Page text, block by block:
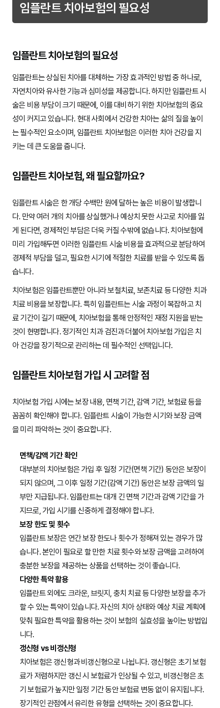
임플란트 치아보험의 필요성
임플란트 치아보험의 필요성
임플란트는 상실된 치아를 대체하는 가장 효과적인 방법 중 하나로,
자연치아와 유사한 기능과 심미성을 제공합니다. 하지만 임플란트 시
술은 비용 부담이 크기 때문에, 이를 대비하기 위한 치아보험의 중요
성이 커지고 있습니다. 현대 사회에서 건강한 치아는 삶의 질을 높이
는 필수적인 요소이며, 임플란트 치아보험은 이러한 치아 건강을 지
키는 데 큰 도움을 줍니다.
임플란트 치아보험, 왜 필요할까요?
임플란트 시술은 한 개당 수백만 원에 달하는 높은 비용이 발생합니
다. 만약 여러 개의 치아를 상실했거나 예상치 못한 사고로 치아를 잃
게 된다면, 경제적인 부담은 더욱 커질 수밖에 없습니다. 치아보험에
미리 가입해두면 이러한 임플란트 시술 비용을 효과적으로 분담하여
경제적 부담을 덜고, 필요한 시기에 적절한 치료를 받을 수 있도록 돕
습니다.
치아보험은 임플란트뿐만 아니라 보철치료, 보존치료 등 다양한 치과
치료 비용을 보장합니다. 특히 임플란트는 시술 과정이 복잡하고 치
료 기간이 길기 때문에, 치아보험을 통해 안정적인 재정 지원을 받는
것이 현명합니다. 정기적인 치과 검진과 더불어 치아보험 가입은 치
아 건강을 장기적으로 관리하는 데 필수적인 선택입니다.
임플란트 치아보험 가입 시 고려할 점
치아보험 가입 시에는 보장 내용, 면책 기간, 감액 기간, 보험료 등을
꼼꼼히 확인해야 합니다. 임플란트 시술이 가능한 시기와 보장 금액
을 미리 파악하는 것이 중요합니다.
면책/감액 기간 확인
대부분의 치아보험은 가입 후 일정 기간(면책 기간) 동안은 보장이
되지 않으며, 그 이후 일정 기간(감액 기간) 동안은 보장 금액의 일
부만 지급됩니다. 임플란트는 대개 긴 면책 기간과 감액 기간을 가
지므로, 가입 시기를 신중하게 결정해야 합니다.
보장 한도 및 횟수
임플란트 보장은 연간 보장 한도나 횟수가 정해져 있는 경우가 많
습니다. 본인이 필요로 할 만한 치료 횟수와 보장 금액을 고려하여
충분한 보장을 제공하는 상품을 선택하는 것이 좋습니다.
다양한 특약 활용
임플란트 외에도 크라운, 브릿지, 충치 치료 등 다양한 보장을 추가
할 수 있는 특약이 있습니다. 자신의 치아 상태와 예상 치료 계획에
맞춰 필요한 특약을 활용하는 것이 보험의 실효성을 높이는 방법입
니다.
갱신형 vs 비갱신형
치아보험은 갱신형과 비갱신형으로 나뉩니다. 갱신형은 초기 보험
료가 저렴하지만 갱신 시 보험료가 인상될 수 있고, 비갱신형은 초
기 보험료가 높지만 일정 기간 동안 보험료 변동 없이 유지됩니다.
장기적인 관점에서 유리한 유형을 선택하는 것이 중요합니다.